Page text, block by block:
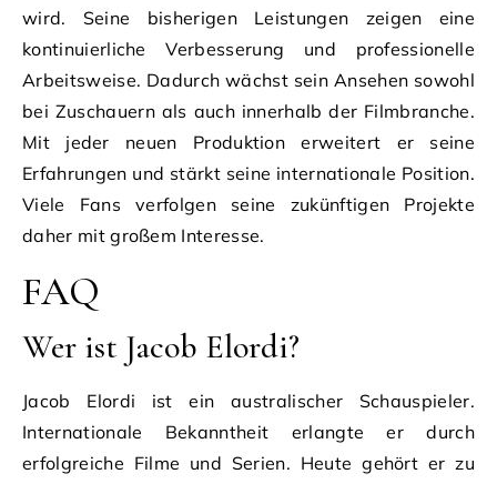
wird. Seine bisherigen Leistungen zeigen eine
kontinuierliche Verbesserung und professionelle
Arbeitsweise. Dadurch wächst sein Ansehen sowohl
bei Zuschauern als auch innerhalb der Filmbranche.
Mit jeder neuen Produktion erweitert er seine
Erfahrungen und stärkt seine internationale Position.
Viele Fans verfolgen seine zukünftigen Projekte
daher mit großem Interesse.
FAQ
Wer ist Jacob Elordi?
Jacob Elordi ist ein australischer Schauspieler.
Internationale Bekanntheit erlangte er durch
erfolgreiche Filme und Serien. Heute gehört er zu